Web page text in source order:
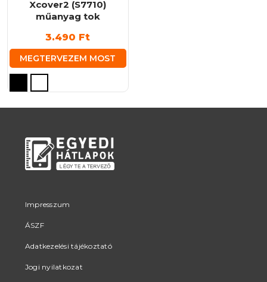
Xcover2 (S7710)
műanyag tok
3.490 Ft
MEGTERVEZEM MOST
Ennek
van.
változatok
termékoldalon
Impresszum
ÁSZF
Adatkezelési tájékoztató
Jogi nyilatkozat